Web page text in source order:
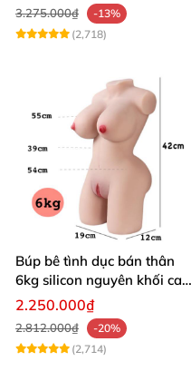
3.275.000₫
-13%
(2,718)
Búp bê tình dục bán thân
6kg silicon nguyên khối cao
cấp giá rẻ
2.250.000₫
2.812.000₫
-20%
(2,714)